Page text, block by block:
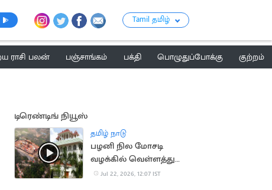
Tamil தமிழ்
ராசி பலன் பஞ்சாங்கம் பக்தி பொழுதுப்போக்கு
குற்றம்
டிரெண்டிங் நியூஸ்
தமிழ் நாடு
பழனி நில மோசடி
வழக்கில் வெள்ளத்துரை
என்பவரின் ஜாமின் மனு
Jul 22, 2026, 12:07 IST